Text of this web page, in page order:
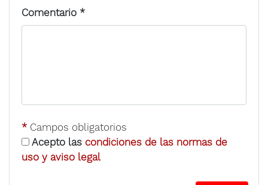
Comentario *
* Campos obligatorios
Acepto las condiciones de las normas de
uso y aviso legal